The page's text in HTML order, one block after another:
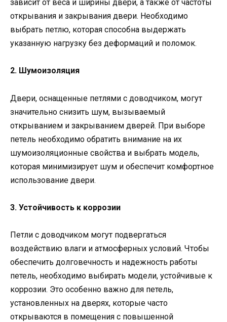
зависит от веса и ширины двери, а также от частоты
открывания и закрывания двери. Необходимо
выбрать петлю, которая способна выдержать
указанную нагрузку без деформаций и поломок.
2. Шумоизоляция
Двери, оснащенные петлями с доводчиком, могут
значительно снизить шум, вызываемый
открыванием и закрыванием дверей. При выборе
петель необходимо обратить внимание на их
шумоизоляционные свойства и выбрать модель,
которая минимизирует шум и обеспечит комфортное
использование двери.
3. Устойчивость к коррозии
Петли с доводчиком могут подвергаться
воздействию влаги и атмосферных условий. Чтобы
обеспечить долговечность и надежность работы
петель, необходимо выбирать модели, устойчивые к
коррозии. Это особенно важно для петель,
установленных на дверях, которые часто
открываются в помещения с повышенной